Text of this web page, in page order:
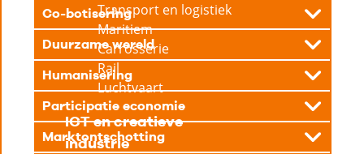
Transport en logistiek
Maritiem
Carrosserie
Rail
Luchtvaart
ICT en creatieve
industrie
Co-botisering
Duurzame wereld
Humanisering
Participatie economie
Marktontschotting